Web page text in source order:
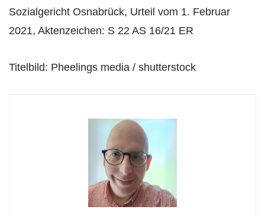
Sozialgericht Osnabrück, Urteil vom 1. Februar
2021, Aktenzeichen: S 22 AS 16/21 ER
Titelbild: Pheelings media / shutterstock